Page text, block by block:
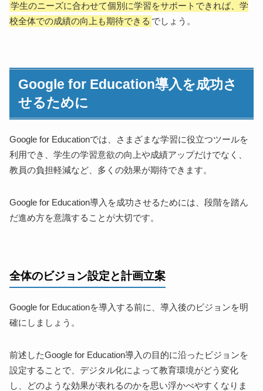
学生のニーズに合わせて個別に学習をサポートできれば、学
校全体での成績の向上も期待できる でしょう。
Google for Education導入を成功さ
せるために
Google for Educationでは、さまざまな学習に役立つツールを
利用でき、学生の学習意欲の向上や成績アップだけでなく、
教員の負担軽減など、多くの効果が期待できます。
Google for Education導入を成功させるためには、段階を踏ん
だ進め方を意識することが大切です。
全体のビジョン設定と計画立案
Google for Educationを導入する前に、導入後のビジョンを明
確にしましょう。
前述したGoogle for Education導入の目的に沿ったビジョンを
設定することで、デジタル化によって教育環境がどう変化
し、どのような効果が表れるのかを思い浮かべやすくなりま